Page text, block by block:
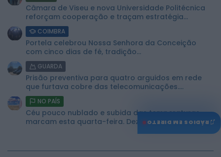
Câmara de Viseu e nova Universidade Politécnica
reforçam cooperação e traçam estratégia...
COIMBRA
Portela celebrou Nossa Senhora da Conceição
com cinco dias de fé, tradição...
GUARDA
Prisão preventiva para quatro arguidos em rede
que furtava cobre das telecomunicações....
NO PAÍS
Céu pouco nublado e subida das temperaturas
marcam esta quarta-feira. Dez concelhos...
♫
RÁDIOS EM DIRETO